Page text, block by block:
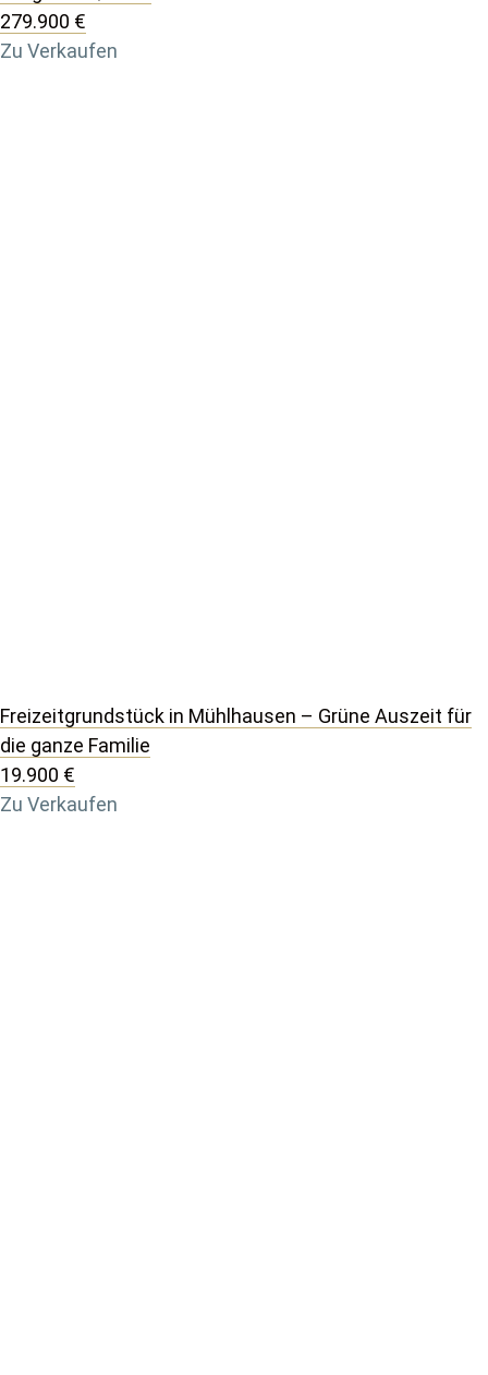
279.900 €
Zu Verkaufen
Freizeitgrundstück in Mühlhausen – Grüne Auszeit für
die ganze Familie
19.900 €
Zu Verkaufen